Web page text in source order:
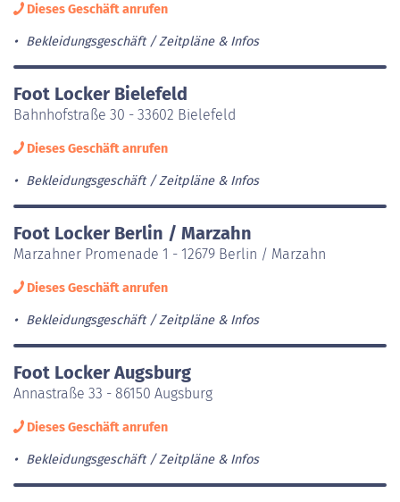
Dieses Geschäft anrufen
Bekleidungsgeschäft Zeitpläne & Infos
Foot Locker Bielefeld
Bahnhofstraße 30 - 33602 Bielefeld
Dieses Geschäft anrufen
Bekleidungsgeschäft Zeitpläne & Infos
Foot Locker Berlin / Marzahn
Marzahner Promenade 1 - 12679 Berlin / Marzahn
Dieses Geschäft anrufen
Bekleidungsgeschäft Zeitpläne & Infos
Foot Locker Augsburg
Annastraße 33 - 86150 Augsburg
Dieses Geschäft anrufen
Bekleidungsgeschäft Zeitpläne & Infos